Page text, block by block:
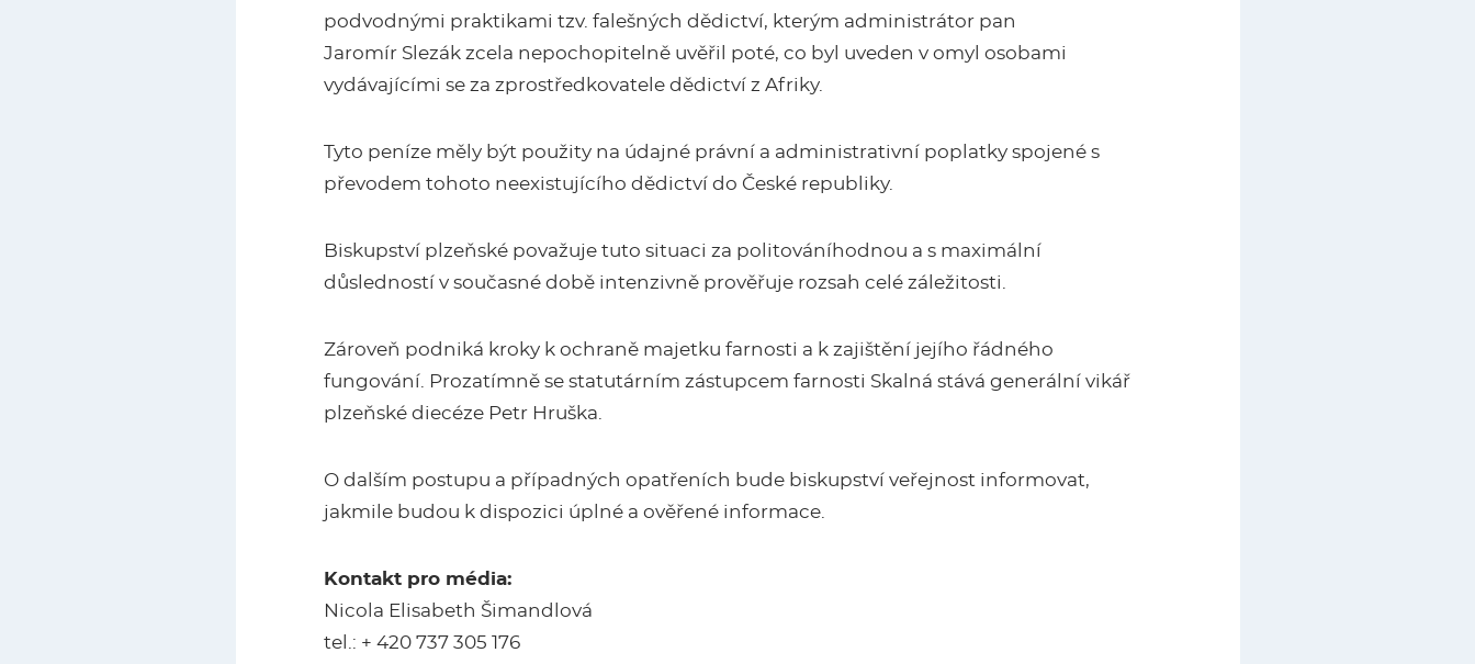
podvodnými praktikami tzv. falešných dědictví, kterým administrátor pan
Jaromír Slezák zcela nepochopitelně uvěřil poté, co byl uveden v omyl osobami
vydávajícími se za zprostředkovatele dědictví z Afriky.
Tyto peníze měly být použity na údajné právní a administrativní poplatky spojené s
převodem tohoto neexistujícího dědictví do České republiky.
Biskupství plzeňské považuje tuto situaci za politováníhodnou a s maximální
důsledností v současné době intenzivně prověřuje rozsah celé záležitosti.
Zároveň podniká kroky k ochraně majetku farnosti a k zajištění jejího řádného
fungování. Prozatímně se statutárním zástupcem farnosti Skalná stává generální vikář
plzeňské diecéze Petr Hruška.
O dalším postupu a případných opatřeních bude biskupství veřejnost informovat,
jakmile budou k dispozici úplné a ověřené informace.
Kontakt pro média:
Nicola Elisabeth Šimandlová
tel.: + 420 737 305 176